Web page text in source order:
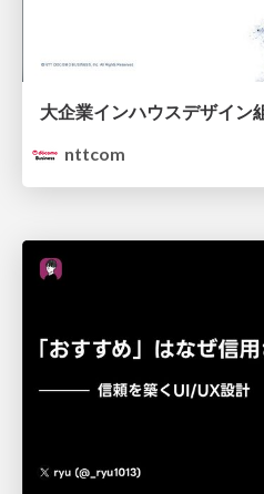
nttcom